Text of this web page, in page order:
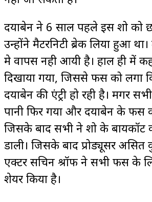
दयाबेन ने 6 साल पहले इस शो को
उन्होंने मैटरनिटी ब्रेक लिया हुआ
मे वापस नही आयी है। हाल ही में
दिखाया गया, जिससे फैंस को लगा
दयाबेन की एंट्री हो रही है। मगर
पानी फिर गया और दयाबेन के फैंस
जिसके बाद सभी ने शो के बायकॉट
डाली। जिसके बाद प्रोड्यूसर असित
एक्टर सचिन श्रॉफ ने सभी फैंस के
शेयर किया है।